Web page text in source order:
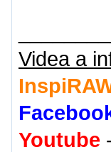
Videa a
Youtube